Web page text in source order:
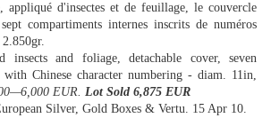
d'insectes et de feuillage, le couvercle
compartiments internes inscrits de numéros
insects and foliage, detachable cover, seven
with Chinese character numbering - diam. 11in,
EUR. Lot Sold 6,875 EUR
Silver, Gold Boxes & Vertu. 15 Apr 10.